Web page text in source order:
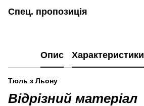
Спец. пропозиція
Опис Характеристики
Тюль з Льону
Відрізний матеріал